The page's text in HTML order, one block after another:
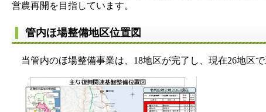
営農再開を目指しています。
管内ほ場整備地区位置図
当管内のほ場整備事業は、18地区が完了し、現在26地区で